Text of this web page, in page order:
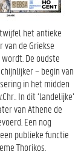
het antieke
de Griekse
De oudste
– begin van
in het midden
In dit ‘landelijke’
van Athene de
Een nog
publieke functie
Thorikos.